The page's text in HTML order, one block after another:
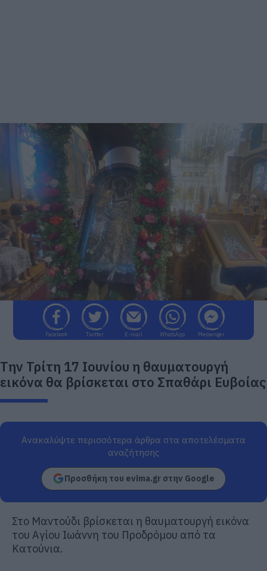
Facebook Twitter E-mail WhatsApp Messenger
Την Τρίτη 17 Ιουνίου η θαυματουργή
εικόνα θα βρίσκεται στο Σπαθάρι Ευβοίας
Ανακαλύψτε περισσότερα άρθρα στα αποτελέσματα
αναζήτησης
Προσθήκη του evima.gr στην Google
Στο Μαντούδι βρίσκεται η θαυματουργή εικόνα
του Αγίου Ιωάννη του Προδρόμου από τα
Κατούνια.